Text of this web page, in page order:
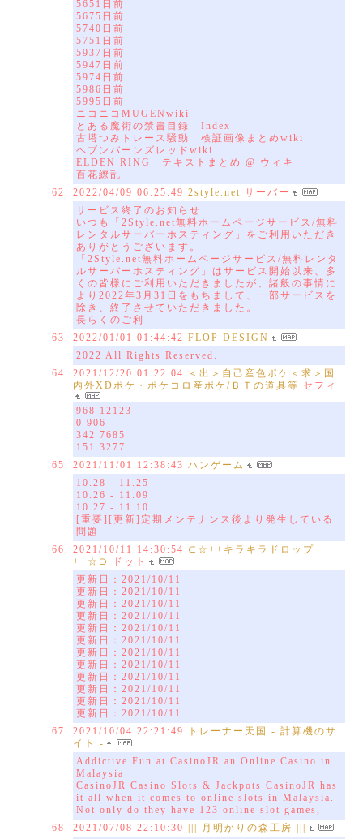
5651日前
5675日前
5740日前
5751日前
5937日前
5947日前
5974日前
5986日前
5995日前
ニコニコMUGENwiki
とある魔術の禁書目録 Index
古塔つみトレース騒動 検証画像まとめwiki
ヘブンバーンズレッドwiki
ELDEN RING テキストまとめ @ ウィキ
百花繚乱
2022/04/09 06:25:49 2style.net サーバー
サービス終了のお知らせ
いつも「2Style.net無料ホームページサービス/無料
レンタルサーバーホスティング」をご利用いただき
ありがとうございます。
「2Style.net無料ホームページサービス/無料レンタ
ルサーバーホスティング」はサービス開始以来、多
くの皆様にご利用いただきましたが、諸般の事情に
より2022年3月31日をもちまして、一部サービスを
除き、終了させていただきました。
長らくのご利
2022/01/01 01:44:42 FLOP DESIGN
2022 All Rights Reserved.
2021/12/20 01:22:04
＜出＞自己産色ポケ＜求＞国
内外XDポケ・ポケコロ産ポケ/ＢＴの道具等 セフィ
968 12123
0 906
342 7685
151 3277
2021/11/01 12:38:43 ハンゲーム
10.28 - 11.25
10.26 - 11.09
10.27 - 11.10
[重要][更新]定期メンテナンス後より発生している
問題
2021/10/11 14:30:54 ⊂☆++キラキラドロップ
++☆⊃
ドット
更新日：2021/10/11
更新日：2021/10/11
更新日：2021/10/11
更新日：2021/10/11
更新日：2021/10/11
更新日：2021/10/11
更新日：2021/10/11
更新日：2021/10/11
更新日：2021/10/11
更新日：2021/10/11
更新日：2021/10/11
更新日：2021/10/11
2021/10/04 22:21:49
トレーナー天国 - 計算機のサ
イト -
Addictive Fun at CasinoJR an Online Casino in
Malaysia
CasinoJR Casino Slots & Jackpots CasinoJR has
it all when it comes to online slots in Malaysia.
Not only do they have 123 online slot games,
2021/07/08 22:10:30
||| 月明かりの森工房 |||